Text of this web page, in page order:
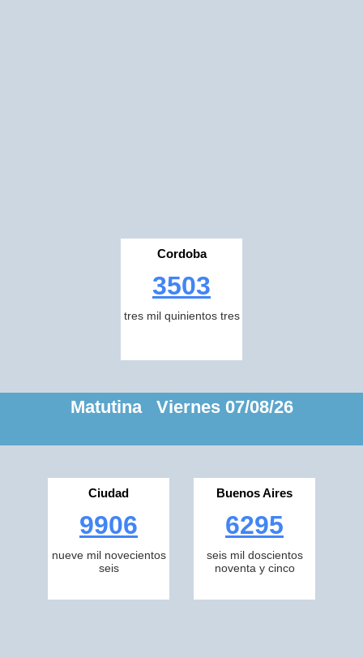
Cordoba
3503
tres mil quinientos tres
Matutina Viernes 07/08/26
Ciudad
9906
nueve mil novecientos
seis
Buenos Aires
6295
seis mil doscientos
noventa y cinco